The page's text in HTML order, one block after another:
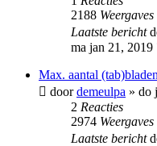
2188 Weergaves
Laatste bericht
ma jan 21, 2019
Max. aantal
doordemeulpa » do
2 Reacties
2974 Weergaves
Laatste bericht